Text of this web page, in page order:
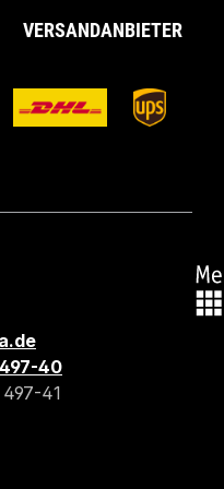
VERSANDANBIETER
40
41